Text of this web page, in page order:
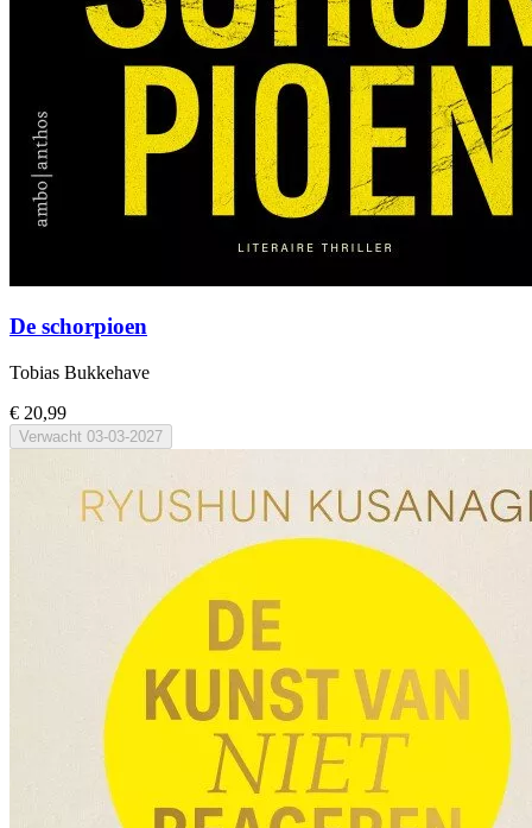
De schorpioen
Tobias Bukkehave
€ 20,99
Verwacht 03-03-2027